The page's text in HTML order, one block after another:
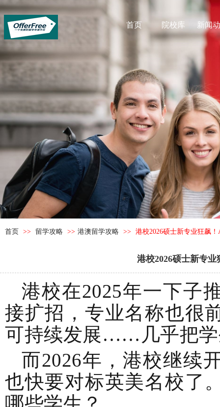
首页 院校库 新闻
首页 >> 留学攻略 >> 港澳留学攻略 >> 港校2026硕士新专业狂飙
港校2026硕士新专
港校在2025年一下子
接扩招，专业名称也很
可持续发展……几乎把学
而2026年，港校继续
也快要对标英美名校了